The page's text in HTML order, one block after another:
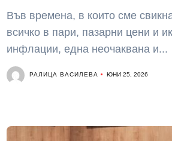
Във времена, в които сме
всичко в пари, пазарни цени и
инфлации, една неочаквана и...
РАЛИЦА ВАСИЛЕВА ЮНИ 25, 2026